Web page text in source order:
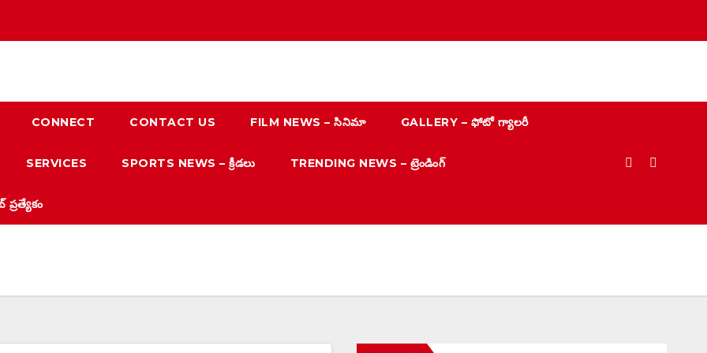
CONNECT CONTACT US FILM NEWS – సినిమా GALLERY – ఫోటో గ్యాలరీ
SERVICES SPORTS NEWS – క్రీడలు TRENDING NEWS – ట్రెండింగ్